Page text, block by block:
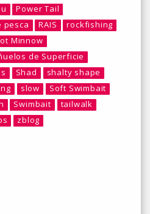
Power Tail
pesca
RAIS
rockfishing
Minnow
de Superficie
Shad
shalty shape
slow
Soft Swimbait
Swimbait
tailwalk
zblog